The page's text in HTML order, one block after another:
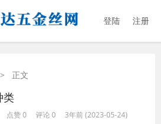
登陆 注册
> 正文
类
点赞 0 评论 0 3年前 (2023-05-24)